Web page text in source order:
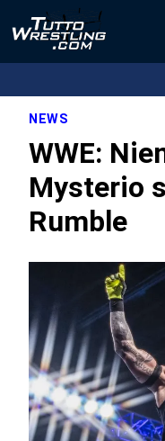
NEWS
WWE:
Mysterio
Rumble